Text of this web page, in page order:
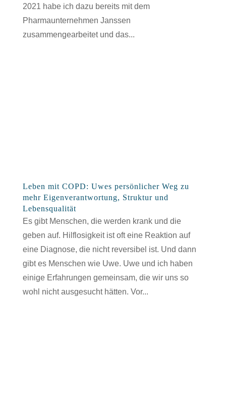
2021 habe ich dazu bereits mit dem
Pharmaunternehmen Janssen
zusammengearbeitet und das...
Leben mit COPD: Uwes persönlicher Weg zu
mehr Eigenverantwortung, Struktur und
Lebensqualität
Es gibt Menschen, die werden krank und die
geben auf. Hilflosigkeit ist oft eine Reaktion auf
eine Diagnose, die nicht reversibel ist. Und dann
gibt es Menschen wie Uwe. Uwe und ich haben
einige Erfahrungen gemeinsam, die wir uns so
wohl nicht ausgesucht hätten. Vor...